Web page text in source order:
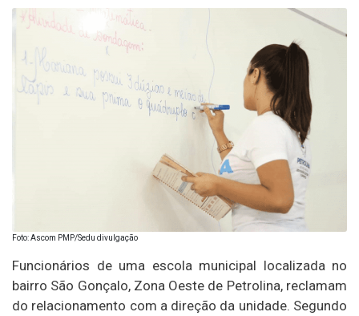
Foto: Ascom PMP/Sedu divulgação
Funcionários de uma escola municipal localizada no
bairro São Gonçalo, Zona Oeste de Petrolina, reclamam
do relacionamento com a direção da unidade. Segundo